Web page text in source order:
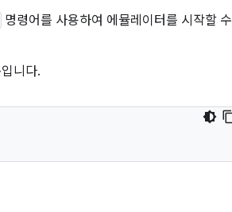
명령어를 사용하여 에뮬레이터를 시작할 수
니다.